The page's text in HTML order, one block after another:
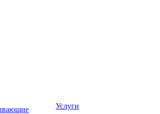
Услуги